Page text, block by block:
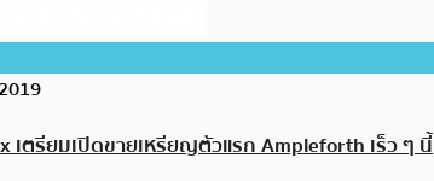
ตรียมเปิดขายเหรียญตัวแรก Ampleforth เร็ว ๆ นี้